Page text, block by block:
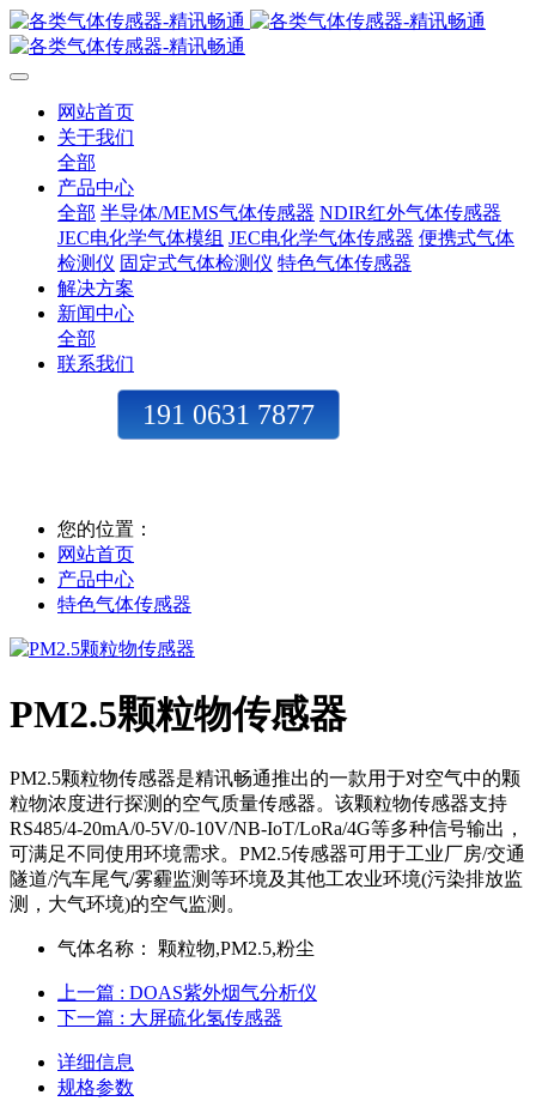
网站首页
关于我们
全部
产品中心
全部 半导体/MEMS气体传感器 NDIR红外气体传感器
JEC电化学气体模组 JEC电化学气体传感器 便携式气体
检测仪 固定式气体检测仪 特色气体传感器
解决方案
新闻中心
全部
联系我们
191 0631 7877
您的位置：
网站首页
产品中心
特色气体传感器
PM2.5颗粒物传感器
PM2.5颗粒物传感器是精讯畅通推出的一款用于对空气中的颗
粒物浓度进行探测的空气质量传感器。该颗粒物传感器支持
RS485/4-20mA/0-5V/0-10V/NB-IoT/LoRa/4G等多种信号输出，
可满足不同使用环境需求。PM2.5传感器可用于工业厂房/交通
隧道/汽车尾气/雾霾监测等环境及其他工农业环境(污染排放监
测，大气环境)的空气监测。
气体名称： 颗粒物,PM2.5,粉尘
上一篇 : DOAS紫外烟气分析仪
下一篇 : 大屏硫化氢传感器
详细信息
规格参数